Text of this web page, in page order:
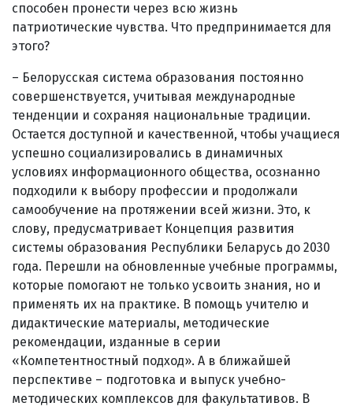
способен пронести через всю жизнь
патриотические чувства. Что предпринимается для
этого?
– Белорусская система образования постоянно
совершенствуется, учитывая международные
тенденции и сохраняя национальные традиции.
Остается доступной и качественной, чтобы учащиеся
успешно социализировались в динамичных
условиях информационного общества, осознанно
подходили к выбору профессии и продолжали
самообучение на протяжении всей жизни. Это, к
слову, предусматривает Концепция развития
системы образования Республики Беларусь до 2030
года. Перешли на обновленные учебные программы,
которые помогают не только усвоить знания, но и
применять их на практике. В помощь учителю и
дидактические материалы, методические
рекомендации, изданные в серии
«Компетентностный подход». А в ближайшей
перспективе – подготовка и выпуск учебно-
методических комплексов для факультативов. В